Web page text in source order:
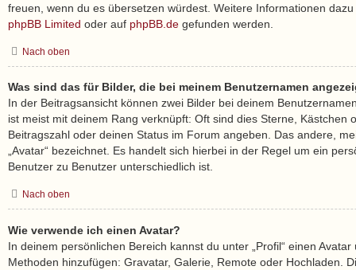
freuen, wenn du es übersetzen würdest. Weitere Informationen
phpBB Limited oder auf phpBB.de gefunden werden.
Nach oben
Was sind das für Bilder, die bei meinem Benutzernamen
In der Beitragsansicht können zwei Bilder bei deinem
ist meist mit deinem Rang verknüpft: Oft sind dies Sterne, Kästchen
Beitragszahl oder deinen Status im Forum angeben. Das andere,
„Avatar“ bezeichnet. Es handelt sich hierbei in der Regel um ein
Benutzer zu Benutzer unterschiedlich ist.
Nach oben
Wie verwende ich einen Avatar?
In deinem persönlichen Bereich kannst du unter „Profil“ einen
Methoden hinzufügen: Gravatar, Galerie, Remote oder Hochladen.